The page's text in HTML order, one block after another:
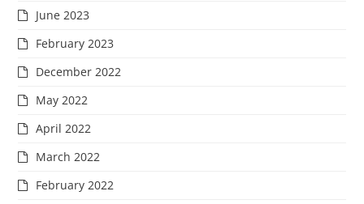
June 2023
February 2023
December 2022
May 2022
April 2022
March 2022
February 2022